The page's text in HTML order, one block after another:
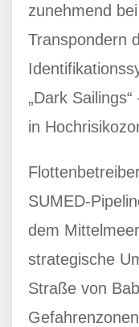
zunehmend
Transpondern
„Dark
in
SUMED-
dem
strategische
Straße von